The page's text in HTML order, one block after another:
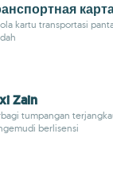
kartu transportasi
Zain
tumpangan
berlisensi